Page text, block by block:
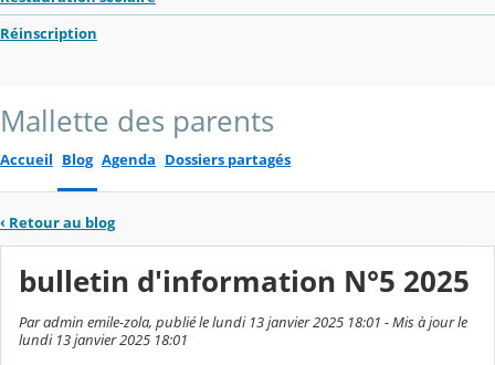
Réinscription
Mallette des parents
Accueil Blog Agenda Dossiers partagés
‹ Retour au blog
bulletin d'information N°5 2025
Par admin emile-zola, publié le lundi 13 janvier 2025 18:01 - Mis à jour le
lundi 13 janvier 2025 18:01